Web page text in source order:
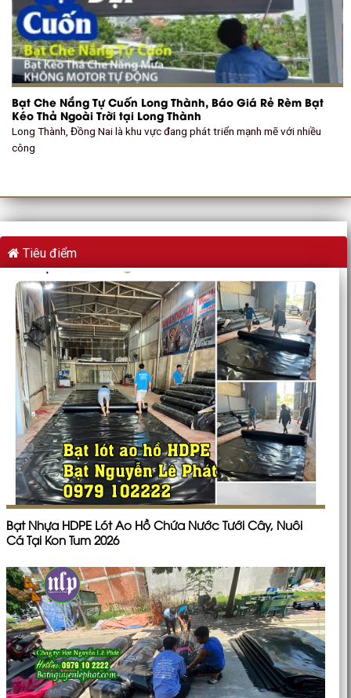
Bạt Che Nắng Tự Cuốn Long Thành, Báo Giá Rẻ Rèm Bạt
Kéo Thả Ngoài Trời tại Long Thành
Long Thành, Đồng Nai là khu vực đang phát triển mạnh mẽ với nhiều
công
Tiêu điểm
Bạt Nhựa HDPE Lót Ao Hồ Chứa Nước Tưới Cây, Nuôi
Cá Tại Kon Tum 2026